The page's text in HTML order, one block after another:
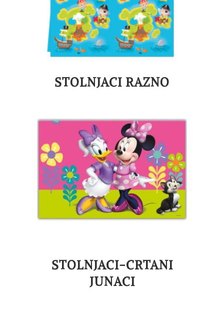
STOLNJACI RAZNO
STOLNJACI-CRTANI
JUNACI